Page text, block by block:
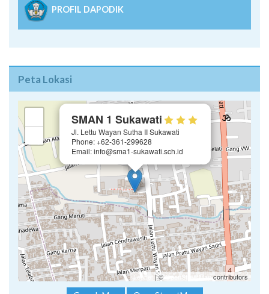
PROFIL DAPODIK
Peta Lokasi
SMAN 1 Sukawati
Jl. Lettu Wayan Sutha II Sukawati
Phone: +62-361-299628
Email: info@sma1-sukawati.sch.id
Leaflet | ©OpenStreetMap contributors